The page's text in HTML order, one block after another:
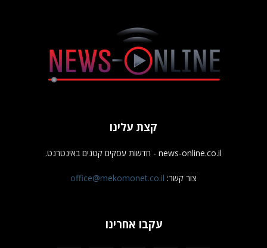
קצת עלינו
news-online.co.il - חדשות עסקים קטנים באינטרנט.
צור קשר: office@mekomonet.co.il
עקבו אחרינו